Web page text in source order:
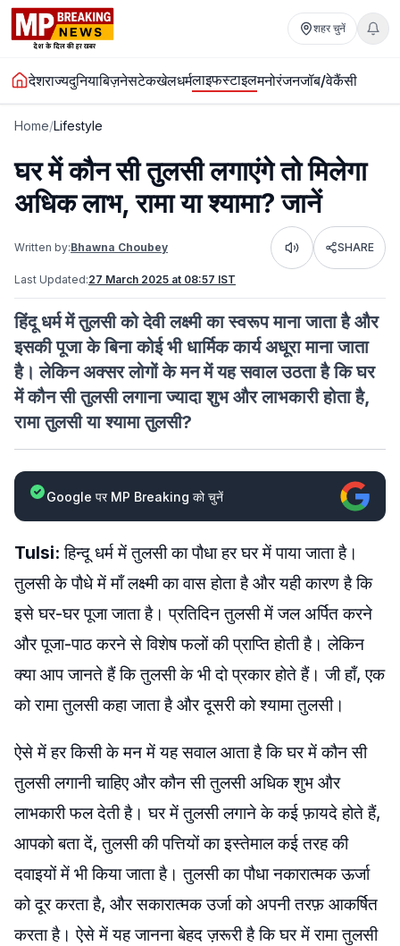
शहर चुनें
देशराज्यदुनियाबिज़नेसटेकखेलधर्मलाइफस्टाइलमनोरंजनजॉब/वेकैंसी
Home/Lifestyle
घर में कौन सी तुलसी लगाएंगे तो मिलेगा
अधिक लाभ, रामा या श्यामा? जानें
Written by:Bhawna Choubey Listen SHARE
Last Updated:27 March 2025 at 08:57 IST
हिंदू धर्म में तुलसी को देवी लक्ष्मी का स्वरूप माना जाता है और
इसकी पूजा के बिना कोई भी धार्मिक कार्य अधूरा माना जाता
है। लेकिन अक्सर लोगों के मन में यह सवाल उठता है कि घर
में कौन सी तुलसी लगाना ज्यादा शुभ और लाभकारी होता है,
रामा तुलसी या श्यामा तुलसी?
Google पर MP Breaking को चुनें
Tulsi: हिन्दू धर्म में तुलसी का पौधा हर घर में पाया जाता है।
तुलसी के पौधे में माँ लक्ष्मी का वास होता है और यही कारण है कि
इसे घर-घर पूजा जाता है। प्रतिदिन तुलसी में जल अर्पित करने
और पूजा-पाठ करने से विशेष फलों की प्राप्ति होती है। लेकिन
क्या आप जानते हैं कि तुलसी के भी दो प्रकार होते हैं। जी हाँ, एक
को रामा तुलसी कहा जाता है और दूसरी को श्यामा तुलसी।
ऐसे में हर किसी के मन में यह सवाल आता है कि घर में कौन सी
तुलसी लगानी चाहिए और कौन सी तुलसी अधिक शुभ और
लाभकारी फल देती है। घर में तुलसी लगाने के कई फ़ायदे होते हैं,
आपको बता दें, तुलसी की पत्तियों का इस्तेमाल कई तरह की
दवाइयों में भी किया जाता है। तुलसी का पौधा नकारात्मक ऊर्जा
को दूर करता है, और सकारात्मक उर्जा को अपनी तरफ़ आकर्षित
करता है। ऐसे में यह जानना बेहद ज़रूरी है कि घर में रामा तुलसी